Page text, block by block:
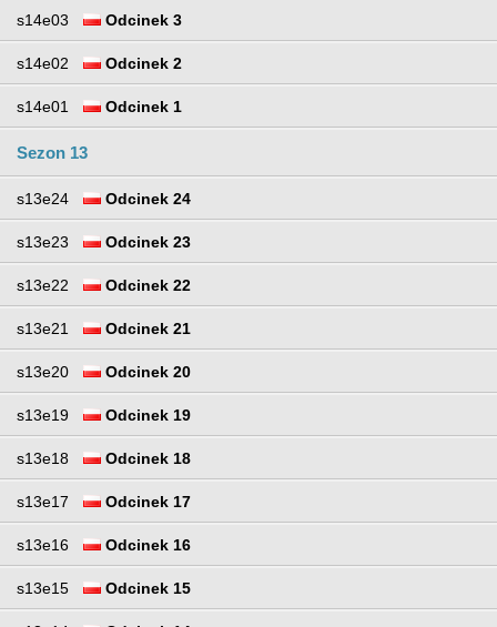
s14e03 Odcinek 3
s14e02 Odcinek 2
s14e01 Odcinek 1
Sezon 13
s13e24 Odcinek 24
s13e23 Odcinek 23
s13e22 Odcinek 22
s13e21 Odcinek 21
s13e20 Odcinek 20
s13e19 Odcinek 19
s13e18 Odcinek 18
s13e17 Odcinek 17
s13e16 Odcinek 16
s13e15 Odcinek 15